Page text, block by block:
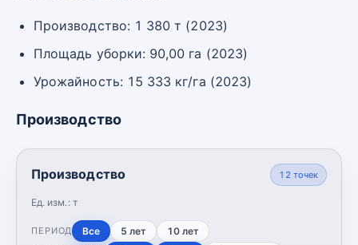
Производство: 1 380 т (2023)
Площадь уборки: 90,00 га (2023)
Урожайность: 15 333 кг/га (2023)
Производство
Производство
Ед. изм.: т
12 точек
ПЕРИОД Все 5 лет 10 лет